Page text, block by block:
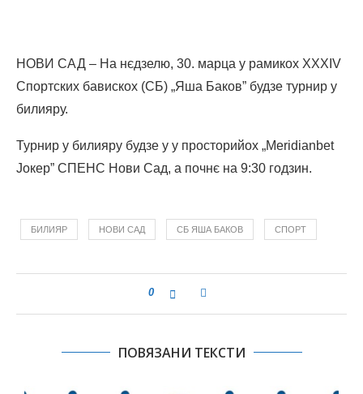
НОВИ САД – На нєдзелю, 30. марца у рамикох XXXIV
Спортских бавискох (СБ) „Яша Баков” будзе турнир у
билияру.
Турнир у билияру будзе у у просторийох „Меridianbet
Јокер” СПЕНС Нови Сад, а почнє на 9:30 годзин.
БИЛИЯР НОВИ САД СБ ЯША БАКОВ СПОРТ
0
ПОВЯЗАНИ ТЕКСТИ